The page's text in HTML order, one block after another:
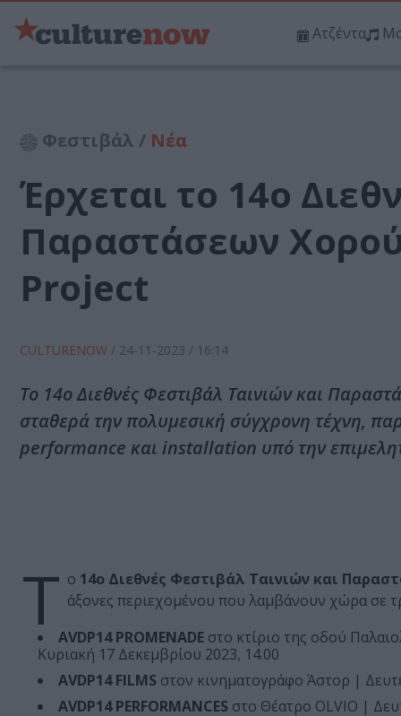
Ατζέντα
Φεστιβάλ / Νέα
Έρχεται το 14o
Παραστάσεων
Project
CULTURENOW / 24-11-2023 / 16:14
To 14o Διεθνές Φεστιβάλ Ταινιών και
σταθερά την πολυμεσική σύγχρονη τέχνη,
performance και installation υπό την
Τ ο 14o Διεθνές Φεστιβάλ Ταινιών και
άξονες περιεχομένου που λαμβάνουν χώρα σε
AVDP14 PROMENADE στο κτίριο της οδού
Κυριακή 17 Δεκεμβρίου 2023, 14.00
AVDP14 FILMS στον κινηματογράφο Άστορ |
AVDP14 PERFORMANCES στο Θέατρο OLVIO |